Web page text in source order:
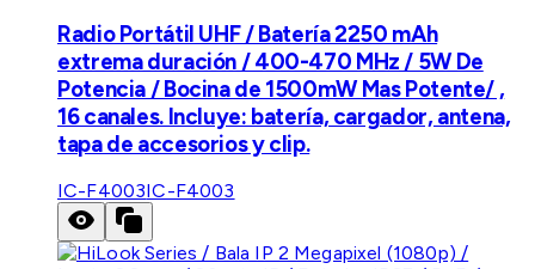
Radio Portátil UHF / Batería 2250 mAh
extrema duración / 400-470 MHz / 5W De
Potencia / Bocina de 1500mW Mas Potente/ ,
16 canales. Incluye: batería, cargador, antena,
tapa de accesorios y clip.
IC-F4003IC-F4003